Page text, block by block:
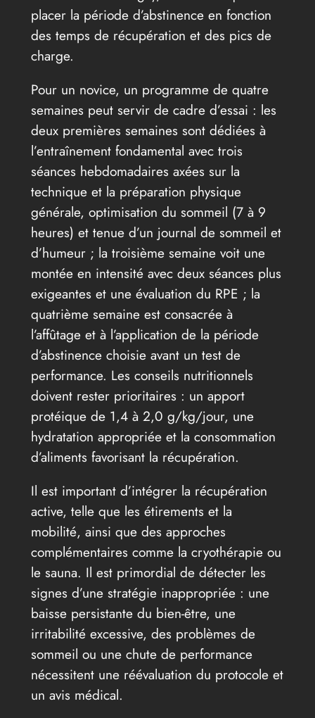
placer la période d’abstinence en fonction
des temps de récupération et des pics de
charge.
Pour un novice, un programme de quatre
semaines peut servir de cadre d’essai : les
deux premières semaines sont dédiées à
l’entraînement fondamental avec trois
séances hebdomadaires axées sur la
technique et la préparation physique
générale, optimisation du sommeil (7 à 9
heures) et tenue d’un journal de sommeil et
d’humeur ; la troisième semaine voit une
montée en intensité avec deux séances plus
exigeantes et une évaluation du RPE ; la
quatrième semaine est consacrée à
l’affûtage et à l’application de la période
d’abstinence choisie avant un test de
performance. Les conseils nutritionnels
doivent rester prioritaires : un apport
protéique de 1,4 à 2,0 g/kg/jour, une
hydratation appropriée et la consommation
d’aliments favorisant la récupération.
Il est important d’intégrer la récupération
active, telle que les étirements et la
mobilité, ainsi que des approches
complémentaires comme la cryothérapie ou
le sauna. Il est primordial de détecter les
signes d’une stratégie inappropriée : une
baisse persistante du bien-être, une
irritabilité excessive, des problèmes de
sommeil ou une chute de performance
nécessitent une réévaluation du protocole et
un avis médical.